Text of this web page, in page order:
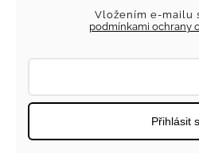
Vložením e-mailu
podmínkami ochrany
Přihlásit